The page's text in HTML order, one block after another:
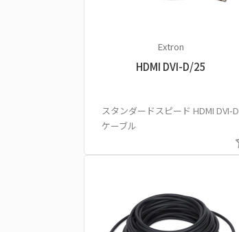
Extron
HDMI DVI-D/25
スタンダードスピード HDMI DVI-D
ケーブル